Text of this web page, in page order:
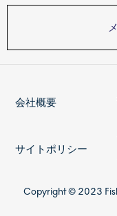
会社概要
サイトポリシー
Copyright © 2023